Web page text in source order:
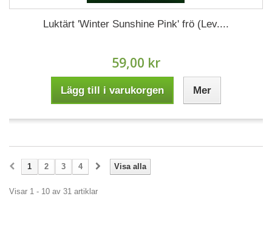
Luktärt 'Winter Sunshine Pink' frö (Lev....
59,00 kr
Lägg till i varukorgen Mer
Visa alla
1 2 3 4
Visar 1 - 10 av 31 artiklar